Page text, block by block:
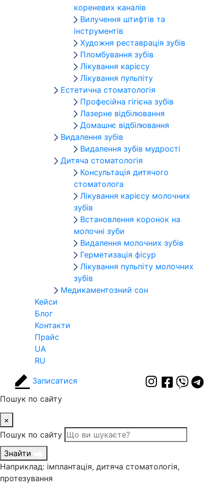
кореневих каналів
Вилучення штифтів та
інструментів
Художня реставрація зубів
Пломбування зубів
Лікування карієсу
Лікування пульпіту
Естетична стоматологія
Професійна гігієна зубів
Лазерне відбілювання
Домашнє відбілювання
Видалення зубів
Видалення зубів мудрості
Дитяча стоматологія
Консультація дитячого
стоматолога
Лікування карієсу молочних
зубів
Встановлення коронок на
молочні зуби
Видалення молочних зубів
Герметизація фісур
Лікування пульпіту молочних
зубів
Медикаментозний сон
Кейси
Блог
Контакти
Прайс
UA
RU
Записатися
Пошук по сайту
×
Пошук по сайту
Знайти
Наприклад: імплантація, дитяча стоматологія,
протезування